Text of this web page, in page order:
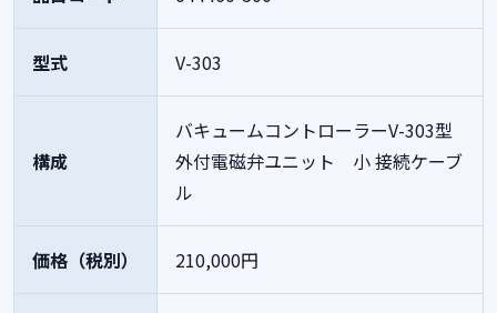
型式 V-303
構成
バキュームコントローラーV-303型
外付電磁弁ユニット 小接続ケーブ
ル
価格（税別） 210,000円